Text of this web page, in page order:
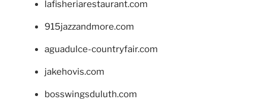
lafisheriarestaurant.com
915jazzandmore.com
aguadulce-countryfair.com
jakehovis.com
bosswingsduluth.com